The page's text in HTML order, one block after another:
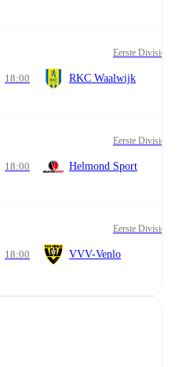
Eerste Divisie
18:00 RKC Waalwijk
Eerste Divisie
18:00 Helmond Sport
Eerste Divisie
18:00 VVV-Venlo